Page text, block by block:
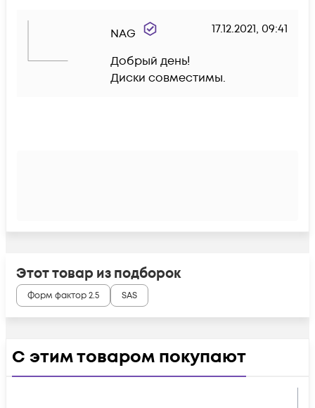
NAG 17.12.2021, 09:41
Добрый день!
Диски совместимы.
Этот товар из подборок
Форм фактор 2.5 SAS
С этим товаром покупают